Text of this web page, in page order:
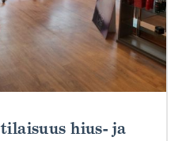
hius- ja